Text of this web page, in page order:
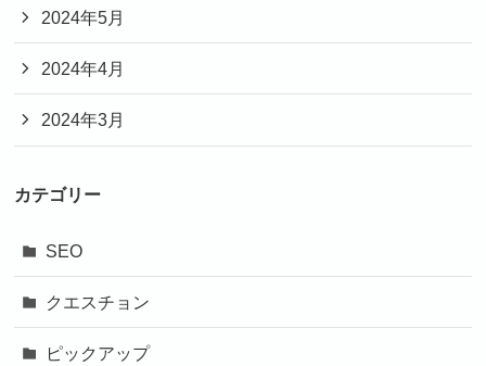
2024年5月
2024年4月
2024年3月
カテゴリー
SEO
クエスチョン
ピックアップ